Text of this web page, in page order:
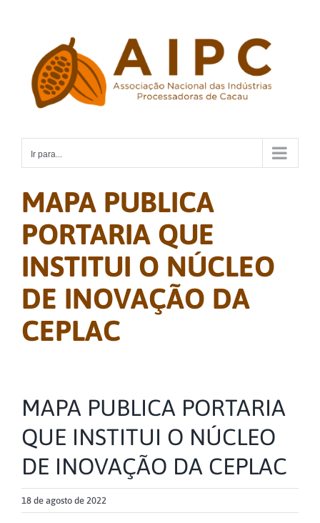
conteúdo
Ir para...
MAPA PUBLICA
PORTARIA QUE
INSTITUI O NÚCLEO
DE INOVAÇÃO DA
CEPLAC
MAPA PUBLICA PORTARIA
QUE INSTITUI O NÚCLEO
DE INOVAÇÃO DA CEPLAC
18 de agosto de 2022